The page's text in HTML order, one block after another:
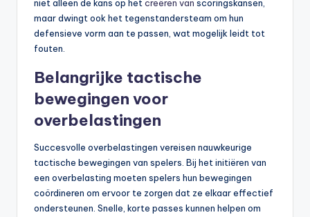
niet alleen de kans op het creëren van scoringskansen,
maar dwingt ook het tegenstandersteam om hun
defensieve vorm aan te passen, wat mogelijk leidt tot
fouten.
Belangrijke tactische
bewegingen voor
overbelastingen
Succesvolle overbelastingen vereisen nauwkeurige
tactische bewegingen van spelers. Bij het initiëren van
een overbelasting moeten spelers hun bewegingen
coördineren om ervoor te zorgen dat ze elkaar effectief
ondersteunen. Snelle, korte passes kunnen helpen om